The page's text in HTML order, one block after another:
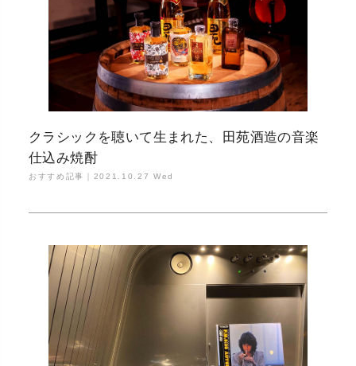
クラシックを聴いて生まれた、田苑酒造の音楽
仕込み焼酎
おすすめ記事｜ 2021.10.27 Wed